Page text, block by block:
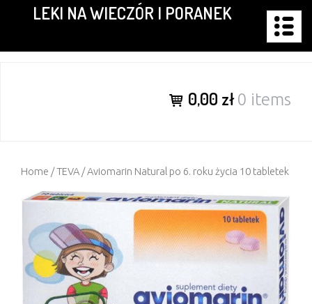
content
LEKI NA WIECZÓR I PORANEK
0,00 zł0 items
Home /TEVA / Aviomarin Natural po 6. roku życia 10 tabletek